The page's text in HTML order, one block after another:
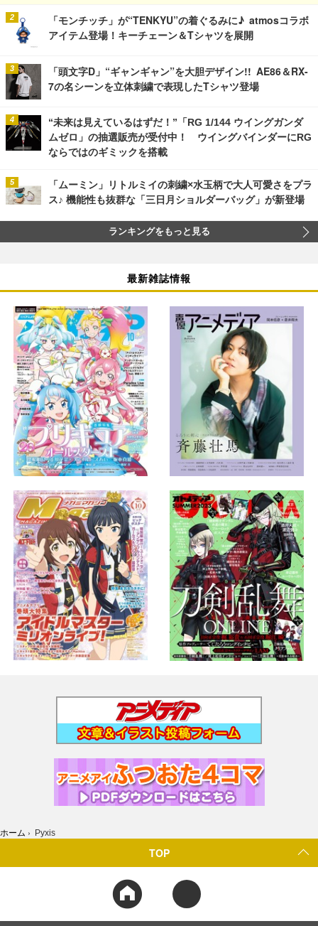
「モンチッチ」が“TENKYU”の着ぐるみに♪ atmosコラボ
アイテム登場！キーチェーン＆Tシャツを展開
「頭文字D」“ギャンギャン”を大胆デザイン!! AE86＆RX-
7の名シーンを立体刺繍で表現したTシャツ登場
“未来は見えているはずだ！”「RG 1/144 ウイングガンダ
ムゼロ」の抽選販売が受付中！ ウイングバインダーにRG
ならではのギミックを搭載
「ムーミン」リトルミイの刺繍×水玉柄で大人可愛さをプラ
ス♪ 機能性も抜群な「三日月ショルダーバッグ」が新登場
ランキングをもっと見る
最新雑誌情報
ホーム › Pyxis
TOP